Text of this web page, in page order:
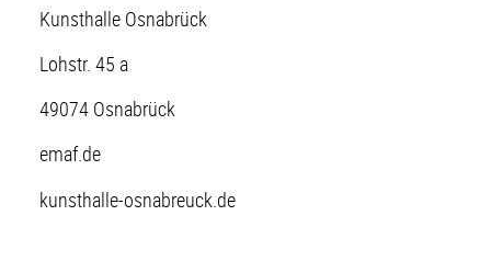
Kunsthalle Osnabrück
Lohstr. 45 a
49074 Osnabrück
emaf.de
kunsthalle-osnabreuck.de